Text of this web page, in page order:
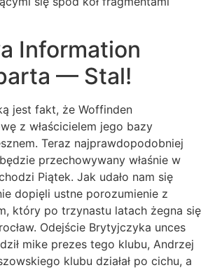
Information
— Stal!
jest fakt, że Woffinden
z właścicielem jego bazy
Teraz najprawdopodobniej
przechowywany właśnie w
Piątek. Jak udało nam się
dopięli ustne porozumienie z
który po trzynastu latach żegna się
Odejście Brytyjczyka unces
mike prezes tego klubu, Andrzej
klubu działał po cichu, a